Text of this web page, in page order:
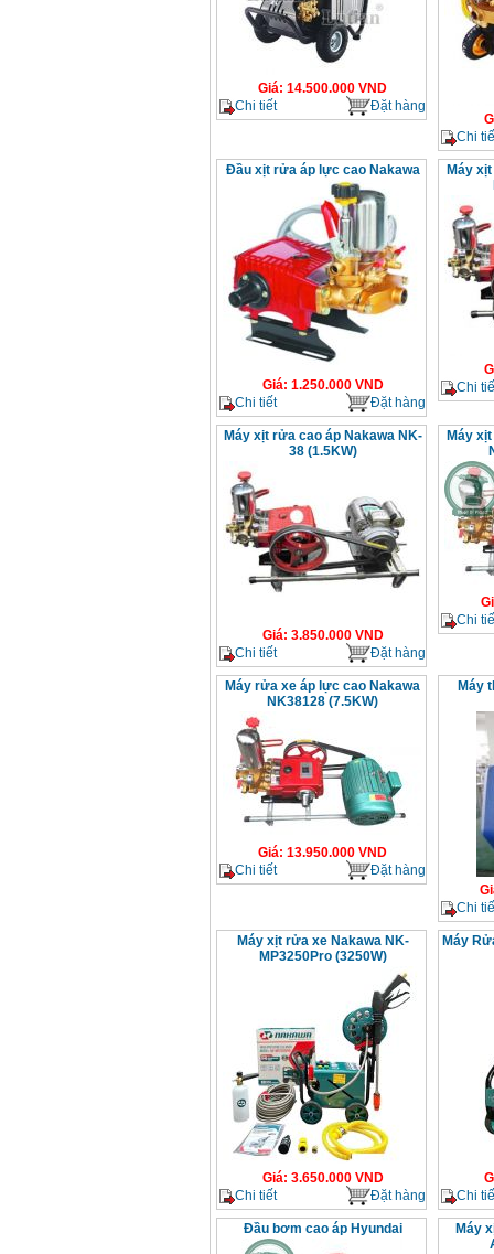
Giá: 14.500.000 VND
Chi tiết
Đặt hàng
Chi
Đầu xịt rửa áp lực cao Nakawa
Giá: 1.250.000VND
Chi tiết
Đặt hàng
Máy
Chi
Máy xịt rửa cao áp Nakawa NK-
38 (1.5KW)
Giá: 3.850.000VND
Chi tiết
Đặt hàng
Máy
Chi
Máy rửa xe áp lực cao Nakawa
NK38128 (7.5KW)
Giá: 13.950.000 VND
Chi tiết
Đặt hàng
Máy
Chi
Máy xịt rửa xe Nakawa NK-
MP3250Pro (3250W)
Giá: 3.650.000VND
Chi tiết
Đặt hàng
Máy
Chi
Đầu bơm cao áp Hyundai
Máy